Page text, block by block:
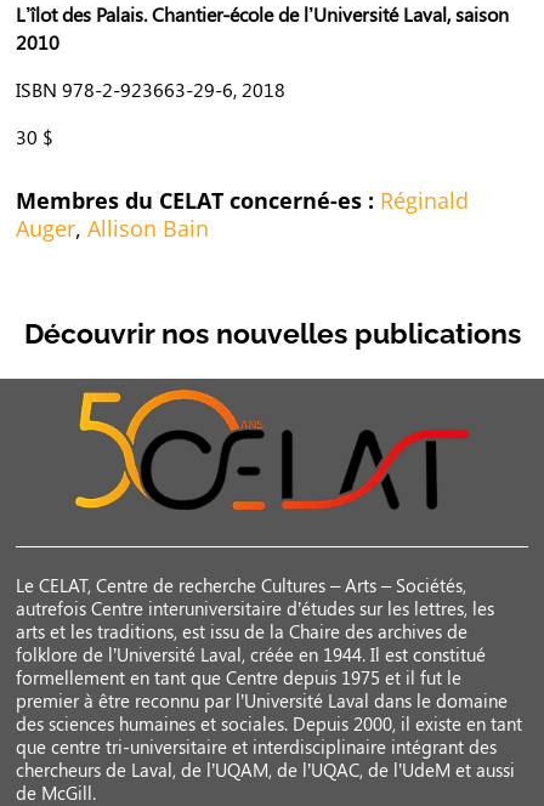
L’îlot des Palais. Chantier-école de l’Université Laval, saison
2010
ISBN 978-2-923663-29-6, 2018
30 $
Membres du CELAT concerné-es : Réginald
Auger,Allison Bain
Découvrir nos nouvelles publications
Le CELAT, Centre de recherche Cultures – Arts – Sociétés,
autrefois Centre interuniversitaire d’études sur les lettres, les
arts et les traditions, est issu de la Chaire des archives de
folklore de l’Université Laval, créée en 1944. Il est constitué
formellement en tant que Centre depuis 1975 et il fut le
premier à être reconnu par l’Université Laval dans le domaine
des sciences humaines et sociales. Depuis 2000, il existe en tant
que centre tri-universitaire et interdisciplinaire intégrant des
chercheurs de Laval, de l’UQAM, de l’UQAC, de l’UdeM et aussi
de McGill.